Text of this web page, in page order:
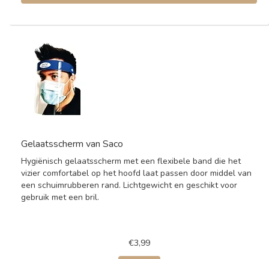
Gelaatsscherm van Saco
Hygiënisch gelaatsscherm met een flexibele band die het
vizier comfortabel op het hoofd laat passen door middel van
een schuimrubberen rand. Lichtgewicht en geschikt voor
gebruik met een bril.
€3,99